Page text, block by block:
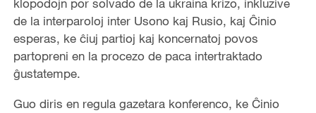
klopodojn por solvado de la ukraina krizo, inkluzive
de la interparoloj inter Usono kaj Rusio, kaj Ĉinio
esperas, ke ĉiuj partioj kaj koncernatoj povos
partopreni en la procezo de paca intertraktado
ĝustatempe.
Guo diris en regula gazetara konferenco, ke Ĉinio